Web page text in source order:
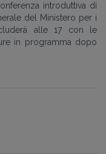
introduttiva di
del Ministero per i
alle 17 con le
in programma dopo